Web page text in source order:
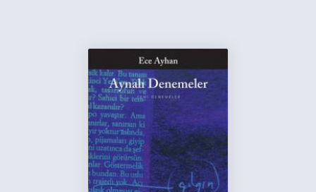
Referanslarımız
Uzaktan Erişim
Nasıl Erişirim
Anlaşmalı Yayınevleri